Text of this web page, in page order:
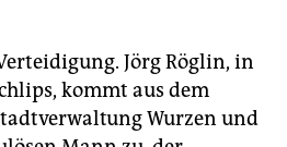
Jörg Röglin, in
kommt aus dem
Wurzen und